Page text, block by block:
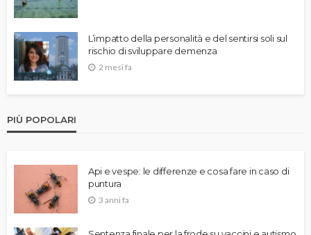
L’impatto della personalità e del sentirsi soli sul
rischio di sviluppare demenza
2 mesi fa
PIÙ POPOLARI
Api e vespe: le differenze e cosa fare in caso di
puntura
3 anni fa